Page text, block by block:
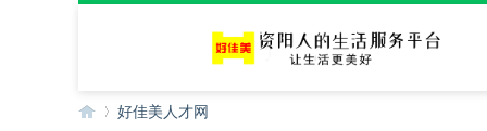
好佳美人才网